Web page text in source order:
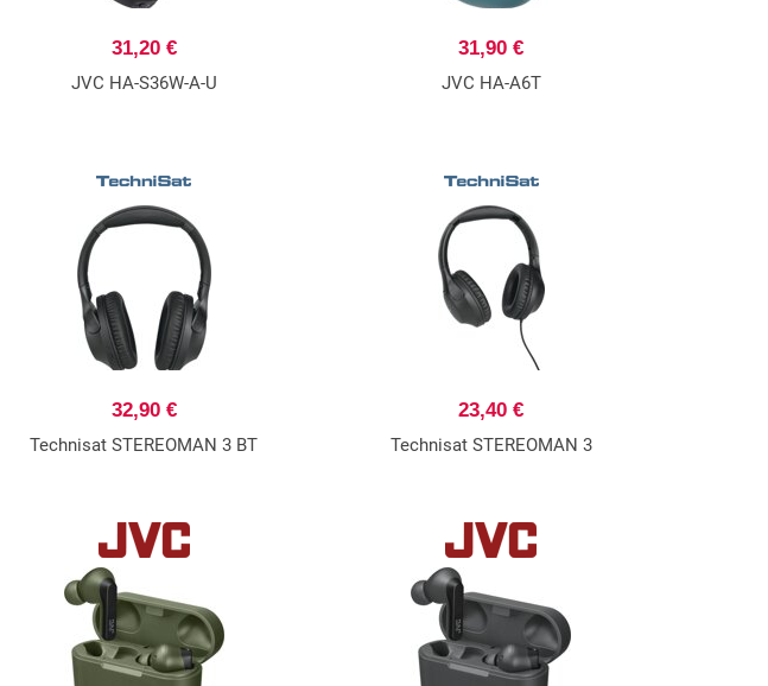
31,20 €
JVC HA-S36W-A-U
31,90 €
JVC HA-A6T
32,90 €
Technisat STEREOMAN 3 BT
23,40 €
Technisat STEREOMAN 3